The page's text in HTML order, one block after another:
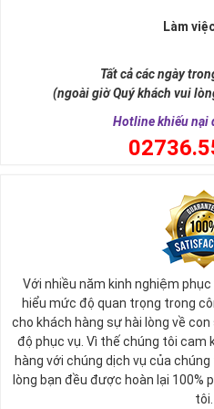
tài lộc, may mắn cho chủ sở hữu.
tự nhiên, nó tượng trưng cho ngũ
), đạo quân tử có (Nhân -
Phúc, Lộc, Thọ,
sống sự hòa hợp, yên ổn, an lành.
được sự hòa hợp, thuận lợi, bình
nhanh chóng thành công, tiến tới
Làm
Tất cả các ngày
(ngoài giờ Quý khách vui
Hotline khiếu nại
0
Với nhiều năm kinh nghiệm
hiểu mức độ quan trọng trong
cho khách hàng sự hài lòng về
độ phục vụ. Vì thế chúng tôi cam
hàng với chúng dịch vụ của
lòng bạn đều được hoàn lại 100%
tôi.